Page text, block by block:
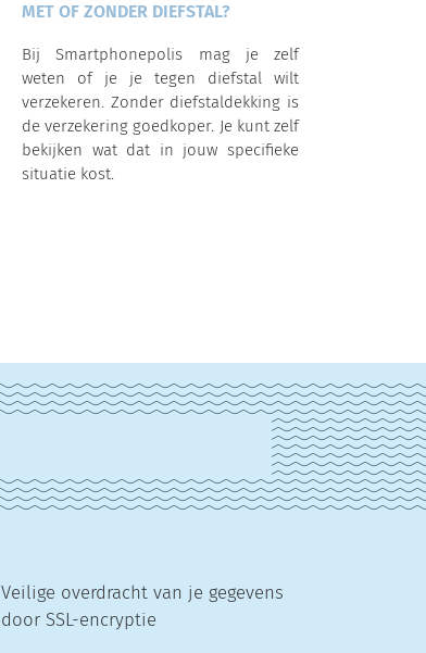
MET OF ZONDER DIEFSTAL?
Bij Smartphonepolis mag je zelf
weten of je je tegen diefstal wilt
verzekeren. Zonder diefstaldekking is
de verzekering goedkoper. Je kunt zelf
bekijken wat dat in jouw specifieke
situatie kost.
Veilige overdracht van je gegevens
door SSL-encryptie